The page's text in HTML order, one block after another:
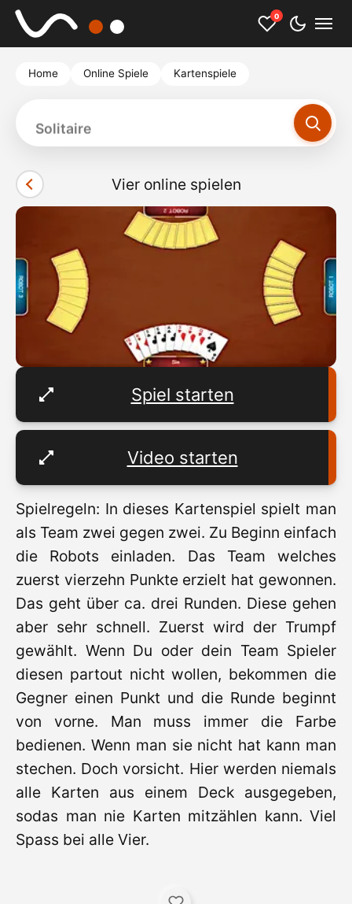
0
Home Online Spiele Kartenspiele
Solitaire
Vier online spielen
Spiel starten
Video starten
Spielregeln: In dieses Kartenspiel spielt man
als Team zwei gegen zwei. Zu Beginn einfach
die Robots einladen. Das Team welches
zuerst vierzehn Punkte erzielt hat gewonnen.
Das geht über ca. drei Runden. Diese gehen
aber sehr schnell. Zuerst wird der Trumpf
gewählt. Wenn Du oder dein Team Spieler
diesen partout nicht wollen, bekommen die
Gegner einen Punkt und die Runde beginnt
von vorne. Man muss immer die Farbe
bedienen. Wenn man sie nicht hat kann man
stechen. Doch vorsicht. Hier werden niemals
alle Karten aus einem Deck ausgegeben,
sodas man nie Karten mitzählen kann. Viel
Spass bei alle Vier.